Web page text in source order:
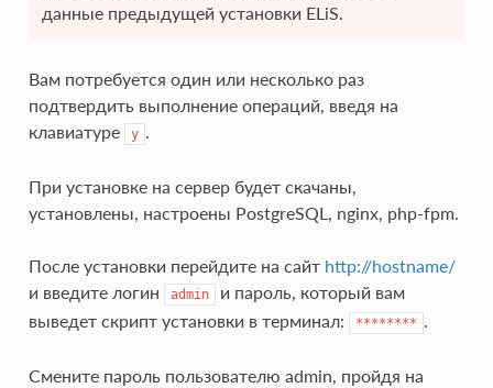
данные предыдущей установки ELiS.
Вам потребуется один или несколько раз
подтвердить выполнение операций, введя на
клавиатуре
y
При установке на сервер будет скачаны,
установлены, настроены PostgreSQL, nginx, php-fpm.
После установки перейдите на сайт http://hostname/
и введите логин
admin
и пароль, который вам
выведет скрипт установки в терминал:
********
Смените пароль пользователю admin, пройдя на